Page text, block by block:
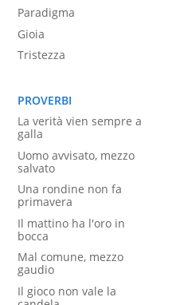
Paradigma
Gioia
Tristezza
PROVERBI
La verità vien sempre a
galla
Uomo avvisato, mezzo
salvato
Una rondine non fa
primavera
Il mattino ha l'oro in
bocca
Mal comune, mezzo
gaudio
Il gioco non vale la